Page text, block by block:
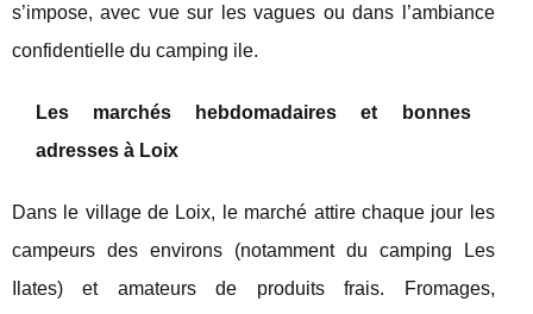
s’impose, avec vue sur les vagues ou dans l’ambiance
confidentielle du camping ile.
Les marchés hebdomadaires et bonnes
adresses à Loix
Dans le village de Loix, le marché attire chaque jour les
campeurs des environs (notamment du camping Les
Ilates) et amateurs de produits frais. Fromages,